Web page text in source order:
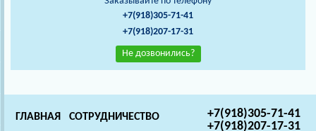
+7(918)305-71-41
+7(918)207-17-31
Не дозвонились?
+7(918)305-71-41
+7(918)207-17-31
ГЛАВНАЯ СОТРУДНИЧЕСТВО